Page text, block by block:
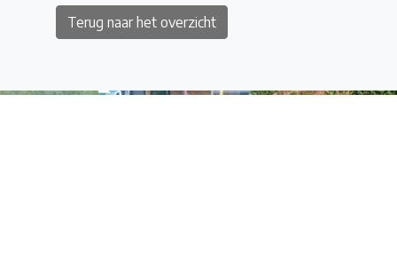
Terug naar het overzicht